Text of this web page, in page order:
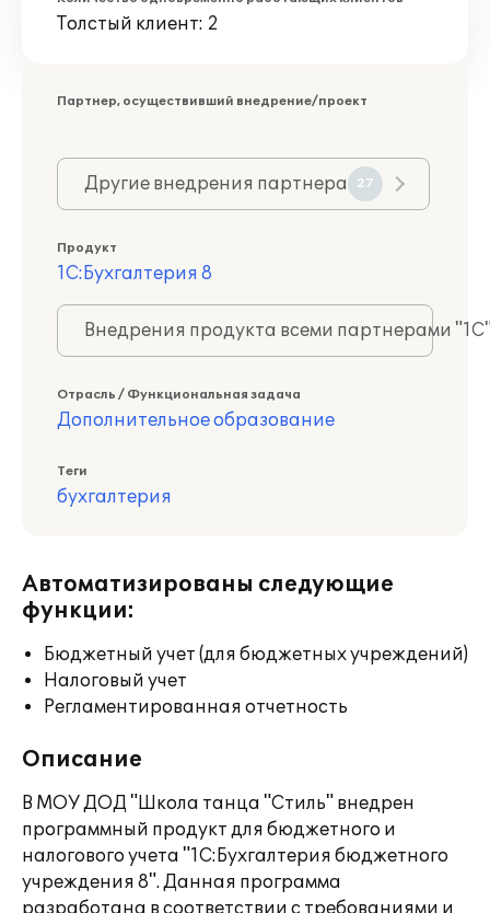
Толстый клиент: 2
Партнер, осуществивший внедрение/проект
Другие внедрения партнера 27
Продукт
1С:Бухгалтерия 8
Внедрения продукта всеми партнерами
Отрасль / Функциональная задача
Дополнительное образование
Теги
бухгалтерия
Автоматизированы следующие
функции:
Бюджетный учет (для бюджетных учреждений)
Налоговый учет
Регламентированная отчетность
Описание
В МОУ ДОД "Школа танца "Стиль" внедрен
программный продукт для бюджетного и
налогового учета "1С:Бухгалтерия бюджетного
учреждения 8". Данная программа
разработана в соответствии с требованиями и